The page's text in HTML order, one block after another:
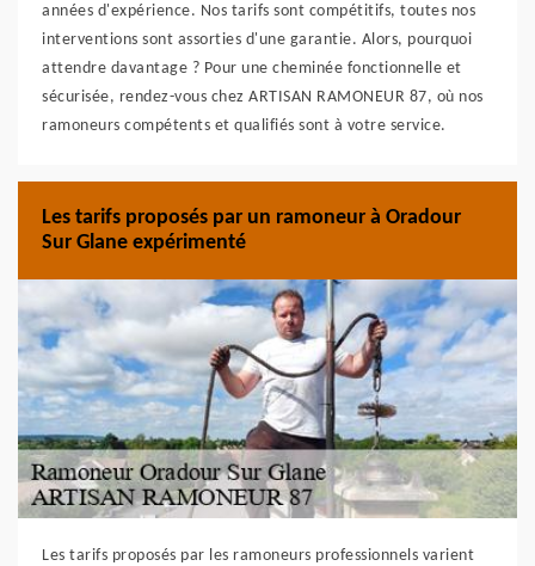
années d'expérience. Nos tarifs sont compétitifs, toutes nos
interventions sont assorties d'une garantie. Alors, pourquoi
attendre davantage ? Pour une cheminée fonctionnelle et
sécurisée, rendez-vous chez ARTISAN RAMONEUR 87, où nos
ramoneurs compétents et qualifiés sont à votre service.
Les tarifs proposés par un ramoneur à Oradour
Sur Glane expérimenté
Les tarifs proposés par les ramoneurs professionnels varient